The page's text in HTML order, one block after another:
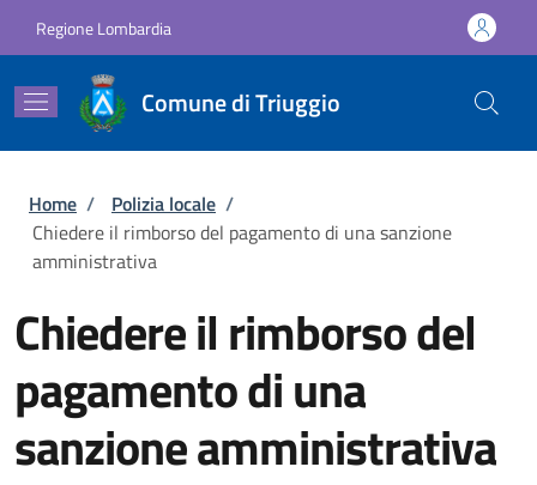
Regione Lombardia
Comune di Triuggio
Briciole di pane
Home / Polizia locale /
Chiedere il rimborso del pagamento di una sanzione
amministrativa
Chiedere il rimborso del
pagamento di una
sanzione amministrativa